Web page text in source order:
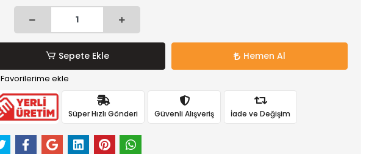
Sepete Ekle Hemen Al
Favorilerime ekle
Süper Hızlı Gönderi Güvenli Alışveriş İade ve Değişim